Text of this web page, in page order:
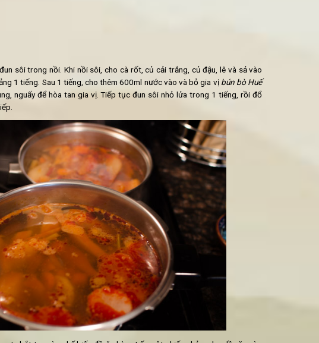
chay
mushroom)
vào đun sôi trong nồi. Khi nồi sôi, cho cà rốt, củ cải trắng, củ đậu, lê và